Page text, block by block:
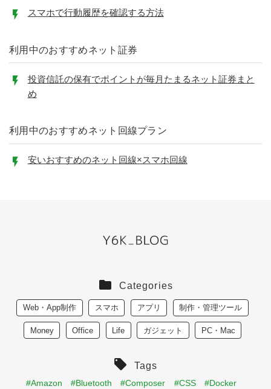
スマホで行動履歴を確認する方法
利用中のおすすめネット証券
投資信託の保有でポイントが毎月たまるネット証券まと
め
利用中のおすすめネット回線プラン
安いおすすめのネット回線×スマホ回線
Categories
Web・App制作 スマホ アプリ 制作・管理ツール
Money Office Life ガジェット PC・Mac
Tags
#Amazon #Bluetooth #Composer #CSS
#Docker